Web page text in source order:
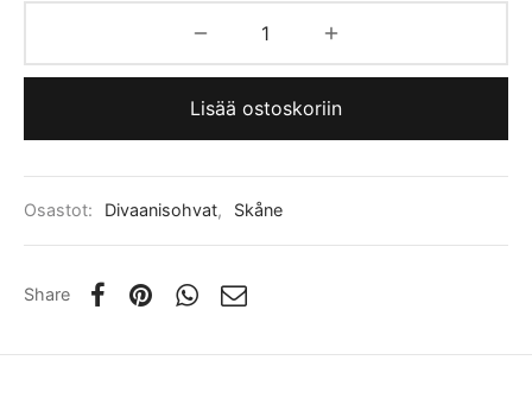
Lisää ostoskoriin
Osastot: Divaanisohvat, Skåne
Share